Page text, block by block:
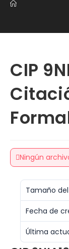
CIP
Ningún
Tamaño
Fecha de
Última